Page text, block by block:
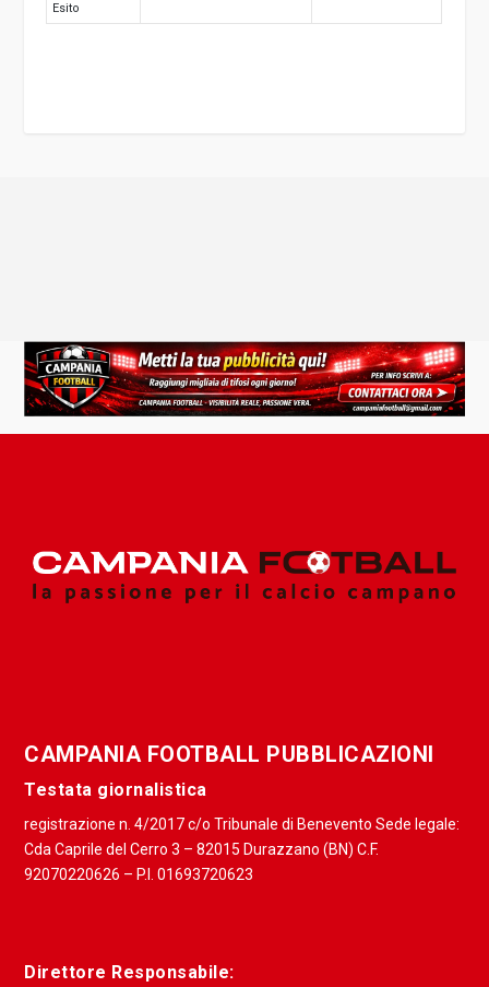
Esito
CAMPANIA FOOTBALL PUBBLICAZIONI
Testata giornalistica
registrazione n. 4/2017 c/o Tribunale di Benevento Sede legale:
Cda Caprile del Cerro 3 – 82015 Durazzano (BN) C.F.
92070220626 – P.I. 01693720623
Direttore Responsabile: